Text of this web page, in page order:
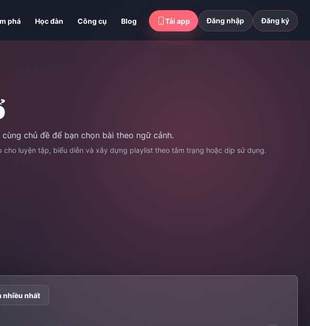
phá Học đàn Công cụ Blog Tải app Đăng nhập Đăng ký
cùng chủ đề để bạn chọn bài theo ngữ cảnh.
cho luyện tập, biểu diễn và xây dựng playlist theo tâm trạng hoặc dịp sử dụng.
nhiều nhất